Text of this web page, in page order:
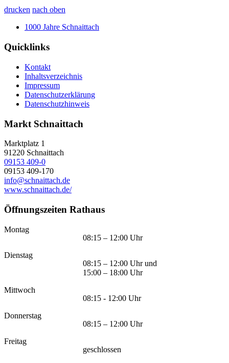
drucken nach oben
1000 Jahre Schnaittach
Quicklinks
Kontakt
Inhaltsverzeichnis
Impressum
Datenschutzerklärung
Datenschutzhinweis
Markt Schnaittach
Marktplatz 1
91220 Schnaittach
09153 409-0
09153 409-170
info@schnaittach.de
www.schnaittach.de/
Öffnungszeiten Rathaus
Montag
08:15 – 12:00 Uhr
Dienstag
08:15 – 12:00 Uhr und
15:00 – 18:00 Uhr
Mittwoch
08:15 - 12:00 Uhr
Donnerstag
08:15 – 12:00 Uhr
Freitag
geschlossen